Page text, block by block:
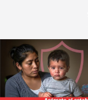
contenido